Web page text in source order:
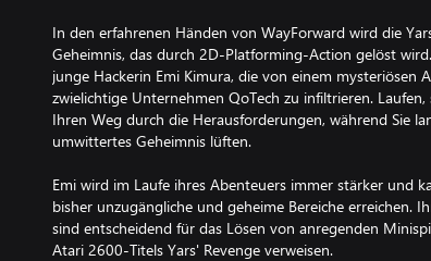
In den erfahrenen Händen von WayForward wird die
Geheimnis, das durch 2D-Platforming-Action gelöst
junge Hackerin Emi Kimura, die von einem mysteriösen
zwielichtige Unternehmen QoTech zu infiltrieren.
Ihren Weg durch die Herausforderungen, während Sie
umwittertes Geheimnis lüften.
Emi wird im Laufe ihres Abenteuers immer stärker und
bisher unzugängliche und geheime Bereiche erreichen.
sind entscheidend für das Lösen von anregenden
Atari 2600-Titels Yars' Revenge verweisen.